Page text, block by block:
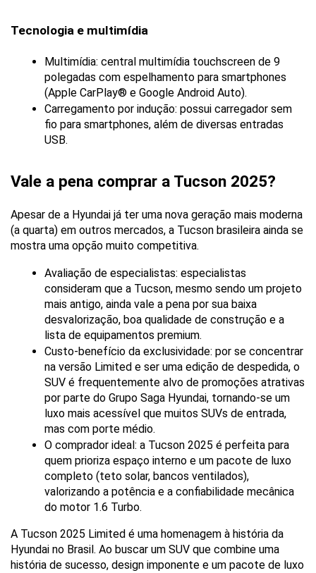
Tecnologia e multimídia
Multimídia: central multimídia touchscreen de 9
polegadas com espelhamento para smartphones
(Apple CarPlay® e Google Android Auto).
Carregamento por indução: possui carregador sem
fio para smartphones, além de diversas entradas
USB.
Vale a pena comprar a Tucson 2025?
Apesar de a Hyundai já ter uma nova geração mais moderna
(a quarta) em outros mercados, a Tucson brasileira ainda se
mostra uma opção muito competitiva.
Avaliação de especialistas: especialistas
consideram que a Tucson, mesmo sendo um projeto
mais antigo, ainda vale a pena por sua baixa
desvalorização, boa qualidade de construção e a
lista de equipamentos premium.
Custo-benefício da exclusividade: por se concentrar
na versão Limited e ser uma edição de despedida, o
SUV é frequentemente alvo de promoções atrativas
por parte do Grupo Saga Hyundai, tornando-se um
luxo mais acessível que muitos SUVs de entrada,
mas com porte médio.
O comprador ideal: a Tucson 2025 é perfeita para
quem prioriza espaço interno e um pacote de luxo
completo (teto solar, bancos ventilados),
valorizando a potência e a confiabilidade mecânica
do motor 1.6 Turbo.
A Tucson 2025 Limited é uma homenagem à história da
Hyundai no Brasil. Ao buscar um SUV que combine uma
história de sucesso, design imponente e um pacote de luxo